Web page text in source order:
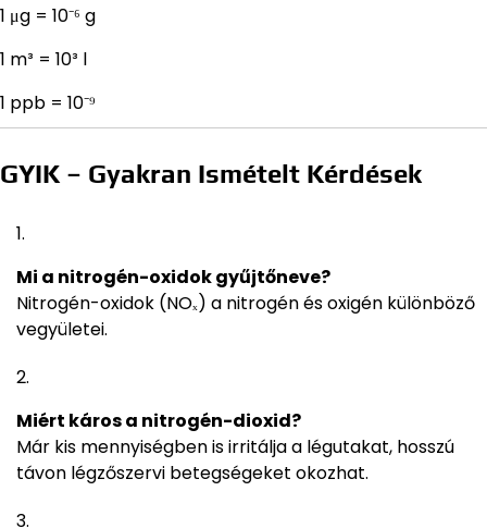
1 μg = 10⁻⁶ g
1 m³ = 10³ l
1 ppb = 10⁻⁹
GYIK – Gyakran Ismételt Kérdések
Mi a nitrogén-oxidok gyűjtőneve?
Nitrogén-oxidok (NOₓ) a nitrogén és oxigén különböző
vegyületei.
Miért káros a nitrogén-dioxid?
Már kis mennyiségben is irritálja a légutakat, hosszú
távon légzőszervi betegségeket okozhat.